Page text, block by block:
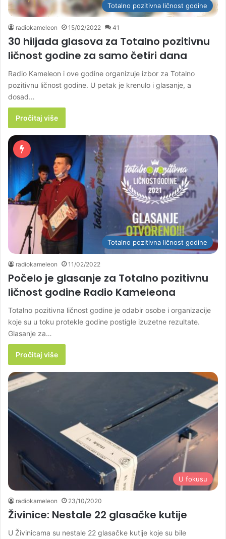
Totalno pozitivna ličnost godine
radiokameleon 15/02/2022 41
30 hiljada glasova za Totalno pozitivnu
ličnost godine za samo četiri dana
Radio Kameleon i ove godine organizuje izbor za Totalno
pozitivnu ličnost godine. U petak je krenulo i glasanje, a
dosad…
Pročitaj više
Totalno pozitivna ličnost godine
radiokameleon 11/02/2022
Počelo je glasanje za Totalno pozitivnu
ličnost godine Radio Kameleona
Totalno pozitivna ličnost godine je odabir osobe i organizacije
koje su u toku protekle godine postigle izuzetne rezultate.
Glasanje za…
Pročitaj više
U fokusu
radiokameleon 23/10/2020
Živinice: Nestale 22 glasačke kutije
U Živinicama su nestale 22 glasačke kutije koje su bile